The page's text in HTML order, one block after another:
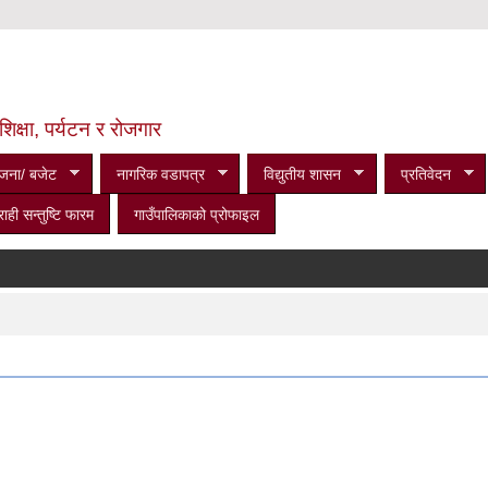
पर्यटन र रोजगार
बजेट नागरिक वडापत्र विद्युतीय शासन प्रतिवेदन
सन्तुष्टि फारम गाउँपालिकाको प्रोफाइल